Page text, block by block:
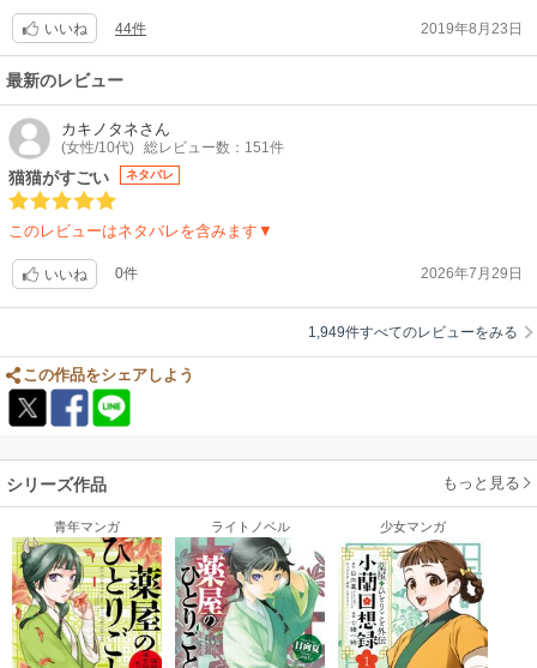
が、10巻頃の試し読みで双方確認すると、同じくらいの進みに感じまし
た。
レビューを見るとディープなファンが多いらしく、なんと原作だけでなく
コミック2誌ともに全てを制覇しておられる強者が何人もおられるよう。
（スゲ〜！笑）。
その方たちがコミック2誌の違いをレビューで案内してくれています。
（サンデー版のいいね多数の方たちに多い。サンデー側サイトなので向こ
うが好きな方の意見が多いですが、詳細な違いはそちらをどうぞ）。
いや〜でも、私も機会があったら、ガンガンとサンデー両方読んでみて
らしい…えぇ！？き、気になる。。。
コミック両誌ともそろそろ原作小説4巻あたりの内容でいい区切り？に到
もっと続くのか？
いやマジ、自分も沼りそうな気配（笑）。。
ます。
〜2025．追記〜
「役立つ漫画」と紹介されて、期待を込めて購入・読ませた作品でした。
あれから数年…あの時の子供が無事に医学部（医学科）に合格しました。
あくまでも私の個人的な意見ですが、「この漫画との出会いがなければ、
理系進学もその先もなかった」と思います。それくらい影響されていた
し、今でも小説と両方・アニメも見ているくらい好きです。
知識だけでなく、猫猫の性格・生き方、知恵をフル活用した問題回避・解
決能力の高さも魅力だと思います。理系科目に興味を持たせたいと小さな
希望から読ませましたが、今では人生に役立つ本だと、自信を持って皆さ
繋がった時は凄いと素直に思いました。猫猫と壬氏の恋愛面に関して最初
は毒の知識に明るい猫猫を利用しようと色目を使って惚れさせて手元に置
いておこうとしますが全っっっっっく効かず無自覚に『俺になびかない面
白い女』的な所から始まってる気がしますし、本当になびいてなくて応援
したくなります。むしろ壬氏は変な扉を開いたと思います。。。。
しかし5巻では猫猫側にもおやおや？と思うところがあります。ですが壬
氏も猫猫に恋心を抱いてるとハッキリと自覚してる訳では無いですのでお
互い自覚するのに時間がかかりそうです。頑張れ。ちなみに私は高順が好
きです。あと個人的に恋愛の展開は話の流れについてくる産物と思ってい
ます。恋愛が主体のストーリーではない事だけは頭に入れて置いてくださ
い。恋愛の展開なんてほんのちょっとですよ。しかし応援したくなるのは
事実です。
ジーが好きな方は読んでみてください。ハマる方にはかなりハマります。
そして原作やまた別の先生が描かれてるコミカライズもありますが全て読
んでください。細かい描写が各々違います。
いします。とてもいいです。最高。帝の気持ちがとてもよくわかる。
いいね 44件 2019年8月23日
最新のレビュー
カキノタネさん
(女性/10代) 総レビュー数：151件
猫猫がすごい ネタバレ
このレビューはネタバレを含みます▼
いいね 0件 2026年7月29日
1,949件すべてのレビューをみる
この作品をシェアしよう
シリーズ作品 もっと見る
青年マンガ ライトノベル 少女マンガ